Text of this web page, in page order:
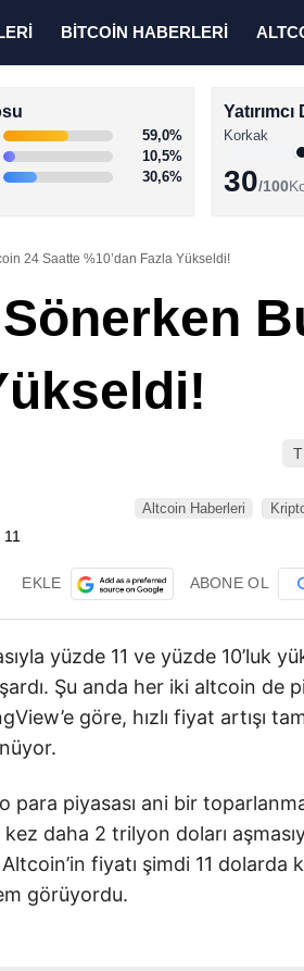
BİTCOİN HABERLERİ
59,0%
10,5%
30,6%
Korkak
30/100
24 Saatte %10’dan Fazla Yükseldi!
Altcoin Haberleri
EKLE ABONE OL
yüzde 11 ve yüzde 10’luk
Şu anda her iki altcoin de
göre, hızlı fiyat artışı
piyasası ani bir
daha 2 trilyon doları
fiyatı şimdi 11 dolarda
görüyordu.